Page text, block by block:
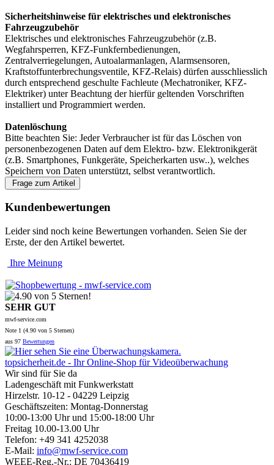
Sicherheitshinweise für elektrisches und elektronisches
Fahrzeugzubehör
Elektrisches und elektronisches Fahrzeugzubehör (z.B.
Wegfahrsperren, KFZ-Funkfernbedienungen,
Zentralverriegelungen, Autoalarmanlagen, Alarmsensoren,
Kraftstoffunterbrechungsventile, KFZ-Relais) dürfen ausschliesslich
durch entsprechend geschulte Fachleute (Mechatroniker, KFZ-
Elektriker) unter Beachtung der hierfür geltenden Vorschriften
installiert und Programmiert werden.
Datenlöschung
Bitte beachten Sie: Jeder Verbraucher ist für das Löschen von
personenbezogenen Daten auf dem Elektro- bzw. Elektronikgerät
(z.B. Smartphones, Funkgeräte, Speicherkarten usw..), welches
Speichern von Daten unterstützt, selbst verantwortlich.
Frage zum Artikel
Kundenbewertungen
Leider sind noch keine Bewertungen vorhanden. Seien Sie der
Erste, der den Artikel bewertet.
Ihre Meinung
SEHR GUT
mwf-service.com
Note 1 (4.90 von 5 Sternen)
aus 97 Bewertungen
topsicherheit.de - Ihr Online-Shop für Videoüberwachung
Wir sind für Sie da
Ladengeschäft mit Funkwerkstatt
Hirzelstr. 10-12 - 04229 Leipzig
Geschäftszeiten: Montag-Donnerstag
10:00-13:00 Uhr und 15:00-18:00 Uhr
Freitag 10.00-13.00 Uhr
Telefon: +49 341 4252038
E-Mail: info@mwf-service.com
WEEE-Reg.-Nr.: DE 70436419